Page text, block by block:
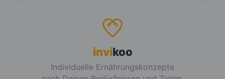
invikoo
Individuelle Ernährungskonzepte